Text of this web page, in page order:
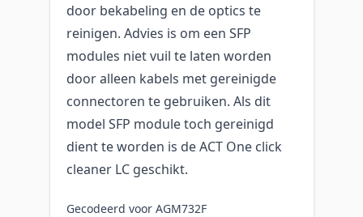
door bekabeling en de optics te
reinigen. Advies is om een SFP
modules niet vuil te laten worden
door alleen kabels met gereinigde
connectoren te gebruiken. Als dit
model SFP module toch gereinigd
dient te worden is de ACT One click
cleaner LC geschikt.
Gecodeerd voor AGM732F